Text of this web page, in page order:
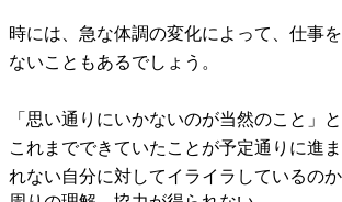
時には、急な体調の変化によって、仕事
ないこともあるでしょう。
「思い通りにいかないのが当然のこと」
これまでできていたことが予定通りに進
れない自分に対してイライラしているのか